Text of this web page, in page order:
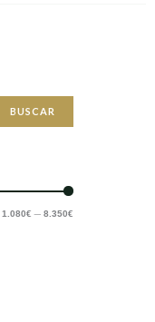
BUSCAR
1.080€ — 8.350€